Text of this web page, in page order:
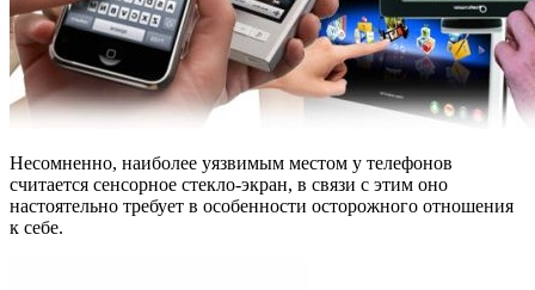
Несомненно, наиболее уязвимым местом у телефонов
считается сенсорное стекло-экран, в связи с этим оно
настоятельно требует в особенности осторожного отношения
к себе.